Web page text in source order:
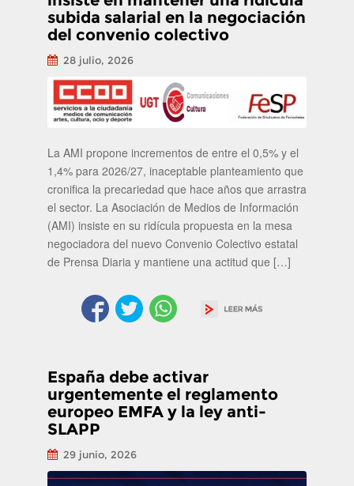
subida salarial en la negociación
del convenio colectivo
28 julio, 2026
La AMI propone incrementos de entre el 0,5% y el
1,4% para 2026/27, inaceptable planteamiento que
cronifica la precariedad que hace años que arrastra
el sector. La Asociación de Medios de Información
(AMI) insiste en su ridícula propuesta en la mesa
negociadora del nuevo Convenio Colectivo estatal
de Prensa Diaria y mantiene una actitud que […]
España debe activar
urgentemente el reglamento
europeo EMFA y la ley anti-
SLAPP
29 junio, 2026